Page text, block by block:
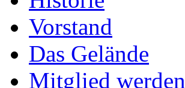
Vorstand
Das Gelände
Mitglied werden